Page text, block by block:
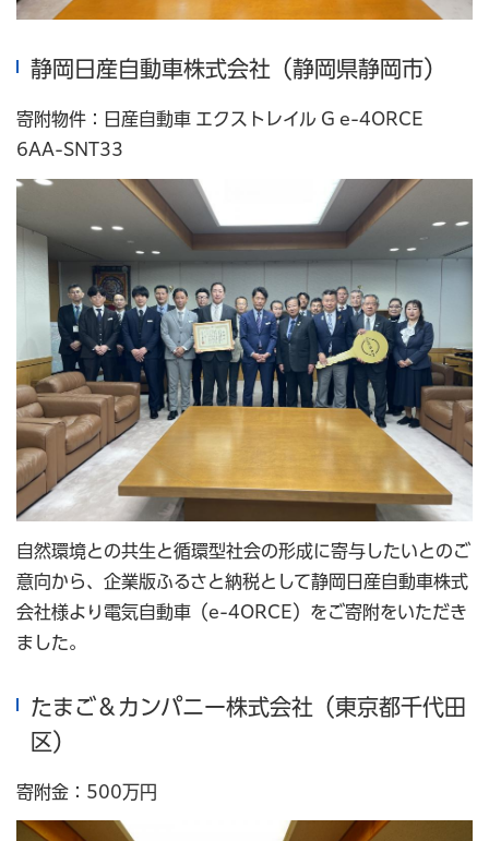
静岡日産自動車株式会社（静岡県静岡市）
寄附物件：日産自動車 エクストレイル G e-4ORCE
6AA-SNT33
自然環境との共生と循環型社会の形成に寄与したいとのご
意向から、企業版ふるさと納税として静岡日産自動車株式
会社様より電気自動車（e-4ORCE）をご寄附をいただき
ました。
たまご＆カンパニー株式会社（東京都千代田
区）
寄附金：500万円